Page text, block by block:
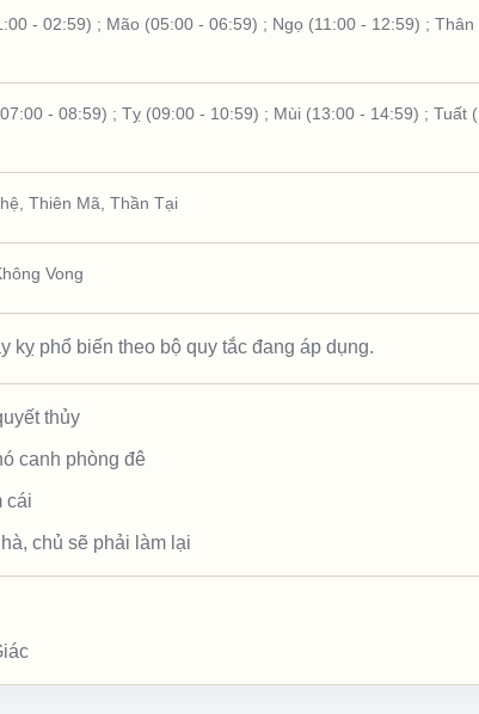
- 02:59) ; Mão (05:00 - 06:59) ; Ngọ (11:00 - 12:59) ; Thân
- 08:59) ; Tỵ (09:00 - 10:59) ; Mùi (13:00 - 14:59) ; Tuất
Thiên Mã Thần Tại
Vong
kỵ phổ biến theo bộ quy tắc đang áp dụng.
thủy
canh phòng đê
cái
chủ sẽ phải làm lại